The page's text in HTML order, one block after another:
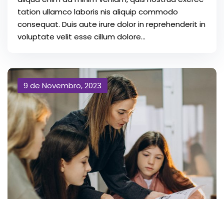
tation ullamco laboris nis aliquip commodo
consequat. Duis aute irure dolor in reprehenderit in
voluptate velit esse cillum dolore...
9 de Novembro, 2023